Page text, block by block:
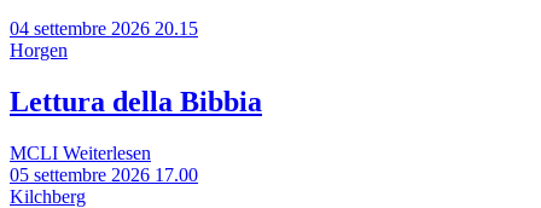
04 settembre 2026 20.15
Horgen
Lettura della Bibbia
MCLI Weiterlesen
05 settembre 2026 17.00
Kilchberg